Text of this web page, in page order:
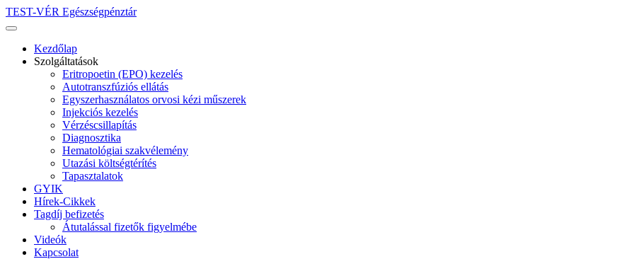
TEST-VÉR Egészségpénztár
Kezdőlap
Szolgáltatások
Eritropoetin (EPO) kezelés
Autotranszfúziós ellátás
Egyszerhasználatos orvosi kézi műszerek
Injekciós kezelés
Vérzéscsillapítás
Diagnosztika
Hematológiai szakvélemény
Utazási költségtérítés
Tapasztalatok
GYIK
Hírek-Cikkek
Tagdíj befizetés
Átutalással fizetők figyelmébe
Videók
Kapcsolat